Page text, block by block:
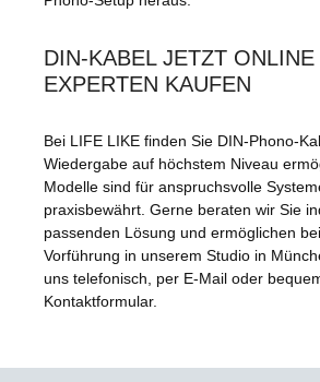
DIN-KABEL JETZT ONLINE
EXPERTEN KAUFEN
Bei LIFE LIKE finden Sie DIN-Phono-
Wiedergabe auf höchstem Niveau
Modelle sind für anspruchsvolle
praxisbewährt. Gerne beraten wir Sie
passenden Lösung und ermöglichen
Vorführung in unserem Studio in
uns telefonisch, per E-Mail oder
Kontaktformular.